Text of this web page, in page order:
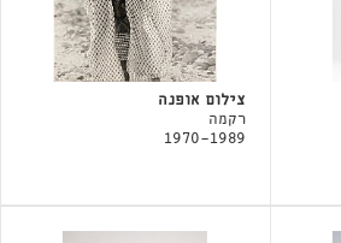
צילום אופנה
רקמה
1970-1989